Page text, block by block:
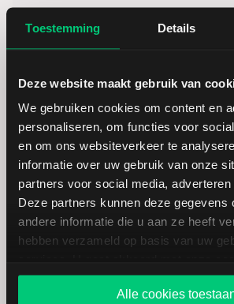
Toestemming Details
Deze website maakt gebruik van
We gebruiken cookies om content en
personaliseren, om functies voor
en om ons websiteverkeer te
informatie over uw gebruik van onze
partners voor social media, adverteren
Deze partners kunnen deze gegevens
andere informatie die u aan ze heeft
hebben verzameld op basis van uw
website blijft gebruiken.
Alle cookies
kansen en risico’s ze bieden.
1/ 3
Aandelen thema’s